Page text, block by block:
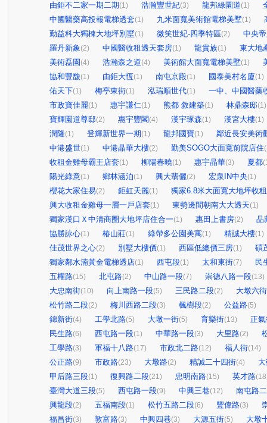
由鉅不二家一期二期(1) 浩瀚豐世紀(3) 龍邦綠園道(1)
中國醫藥高投報電梯透套(1) 九米面寬美術館電梯美墅(1)
勤益科大獨棟大地坪別墅(1) 微笑世紀-四季特區(2)
中央
羅丹新象(2) 中國醫收租透天套房(1) 龍貴族(1)
東大地
美術磊園 (4) 浩瀚森之道(4) 美術館大面寬電梯美墅(1)
協和豐馥(1) 由鉅大恆(1) 南屯京殿(1) 國泰美村名廈(1)
佑天下(1) 梅亭東街(1) 泓瑞順世代(1)
一中、中國醫藥
市政寶佳麗(1) 惠宇謙仁(1) 熊都 敘建築(1) 林鼎森邸(1)
寶輝園道尊邸(2) 惠宇豐閣(4) 漢宇琢森(1) 漢宮大樓(1)
潤隆(1) 登輝新世界一期(1) 龍邦國寶(1)
鄰近長安美術
中港盛世(1) 中港晶華大樓(2) 勤美SOGO大面寬前院店住
收租金雞母霸王店套(1) 柳陽春曉(1) 惠宇晶華(3) 夏都
陽光綠意(1) 鄉林涵泊(1) 興大翡儷(2) 宏泉IN中央(1)
櫻花大家住易(2) 鉅虹天麗(1)
獨家6.8米大面寬大地坪收
興大收租金雞母一層一戶店套(1) 東勢邊間朝南大大透天(1)
獨家漢口Ｘ中清商圈大地坪店住合一(1) 惠田上書房(2)
品
協勝詠心(1) 椿山莊(1) 綠帶多公園美寓(1) 精誠大樓(1)
佳茂世界之心(2) 別墅大樓價(1) 西區低總價三房(1)
碩
獨家鄰水湳黃金電梯透店(1) 西屯段(1) 太和東街(7)
民
五權路(15) 北屯路(2) 中山路一段(7) 崇德八路一段(13)
大忠南街(10) 向上南路一段(5) 三民路二段(2)
大墩六街
松竹路二段(2) 梅川西路二段(3) 楓樹段(2) 公益路(5)
錦新街(4) 工學北路(5) 大墩一街(5) 育樂街(13)
正
民生路(6) 西屯路一段(1) 中華路一段(3) 大里路(2)
工學路(3) 軍福十八路(17) 市政北二路(12) 福人街(14)
公正路(9) 市政路(23) 大墩路(2) 精誠二十四街(4)
甲后路三段(1) 復興路二段(21) 忠明南路(15) 英才路
臺灣大道三段(5) 西屯路一段(9) 中興三巷(12)
南屯路
興龍段(2) 五福南段(1) 松竹五路二段(6) 豐偉路(3)
福昌街(3) 敦富路(3) 中興四巷(3) 大源五街(5)
大墩